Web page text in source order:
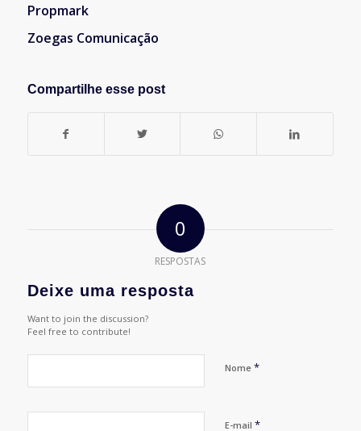
Propmark
Zoegas Comunicação
Compartilhe esse post
0
RESPOSTAS
Deixe uma resposta
Want to join the discussion?
Feel free to contribute!
Nome *
E-mail *